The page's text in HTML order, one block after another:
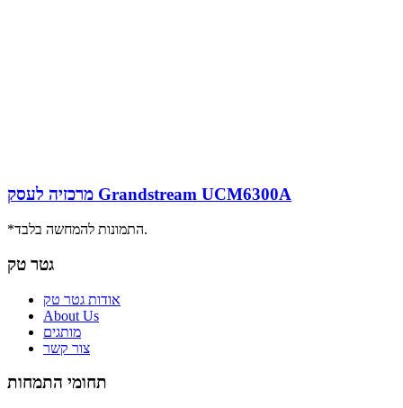
מרכזיה לעסק Grandstream UCM6300A
*התמונות להמחשה בלבד.
גטר טק
אודות גטר טק
About Us
מותגים
צור קשר
תחומי התמחות